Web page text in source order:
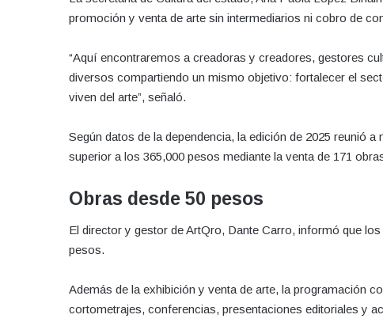
promoción y venta de arte sin intermediarios ni cobro de
“Aquí encontraremos a creadoras y creadores, gestores
diversos compartiendo un mismo objetivo: fortalecer el
viven del arte”, señaló.
Según datos de la dependencia, la edición de 2025 reunió
superior a los 365,000 pesos mediante la venta de 171
Obras desde 50 pesos
El director y gestor de ArtQro, Dante Carro, informó que
pesos.
Además de la exhibición y venta de arte, la programación
cortometrajes, conferencias, presentaciones editoriales y